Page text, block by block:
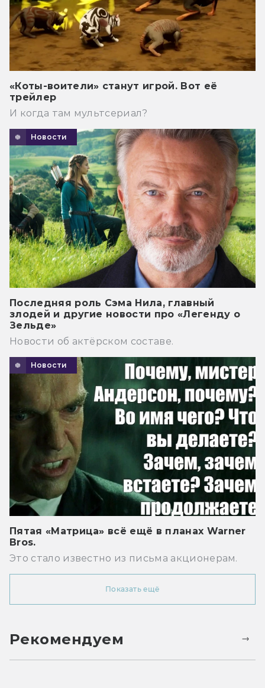
«Коты-воители» станут игрой. Вот её
трейлер
И когда там мультсериал?
Новости
Последняя роль Сэма Нила, главный
злодей и другие новости про «Легенду о
Зельде»
Новости об актёрском составе.
Новости
Пятая «Матрица» всё ещё в планах Warner
Bros.
Это стало известно из письма акционерам.
Показать ещё
Рекомендуем